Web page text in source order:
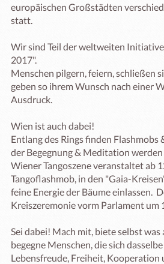
europäischen Großstädten
statt.
Wir sind Teil der weltweiten
2017".
Menschen pilgern, feiern, schließen
geben so ihrem Wunsch nach einer
Ausdruck.
Wien ist auch dabei!
Entlang des Rings finden
der Begegnung & Meditation werden
Wiener Tangoszene veranstaltet ab
Tangoflashmob, in den "Gaia-
feine Energie der Bäume einlassen.
Kreiszeremonie vorm Parlament um
Sei dabei! Mach mit, biete selbst was
begegne Menschen, die sich
Lebensfreude, Freiheit, Kooperation